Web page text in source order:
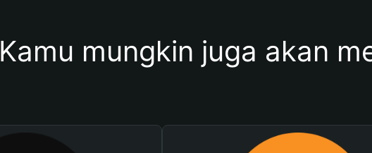
Kamu mungkin juga akan